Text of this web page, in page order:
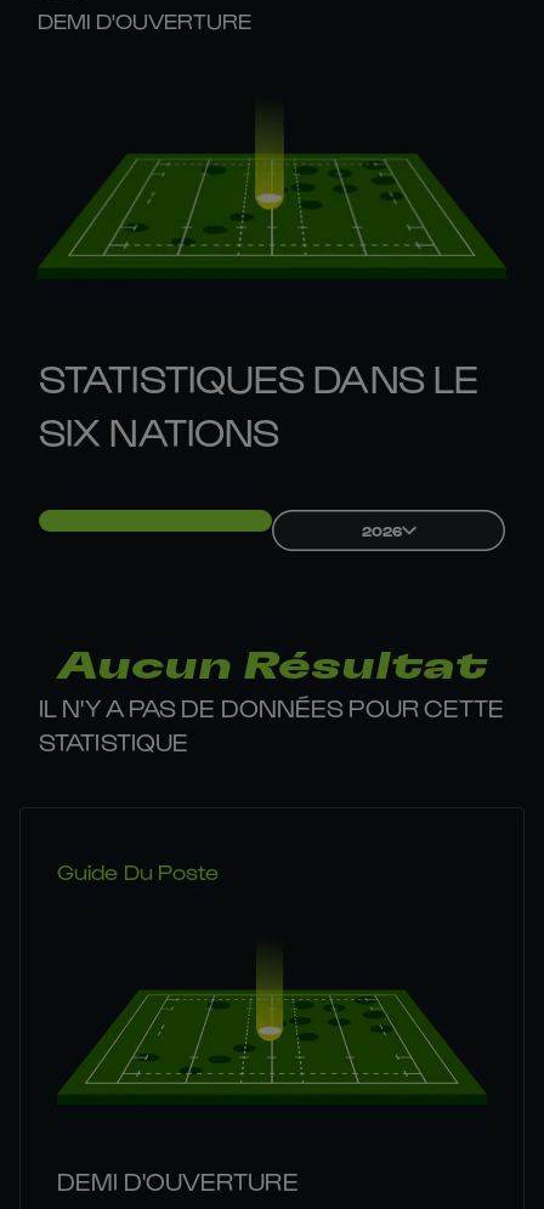
DEMI D'OUVERTURE
STATISTIQUES DANS LE
SIX NATIONS
2026
Aucun Résultat
IL N'Y A PAS DE DONNÉES POUR CETTE
STATISTIQUE
Guide Du Poste
DEMI D'OUVERTURE